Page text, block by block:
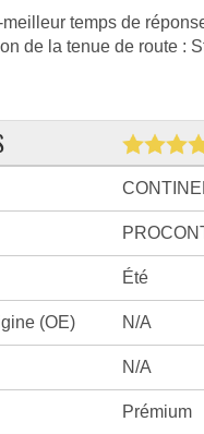
temps de
de la tenue de route :
Été
(OE) N/A
N/A
Prémium